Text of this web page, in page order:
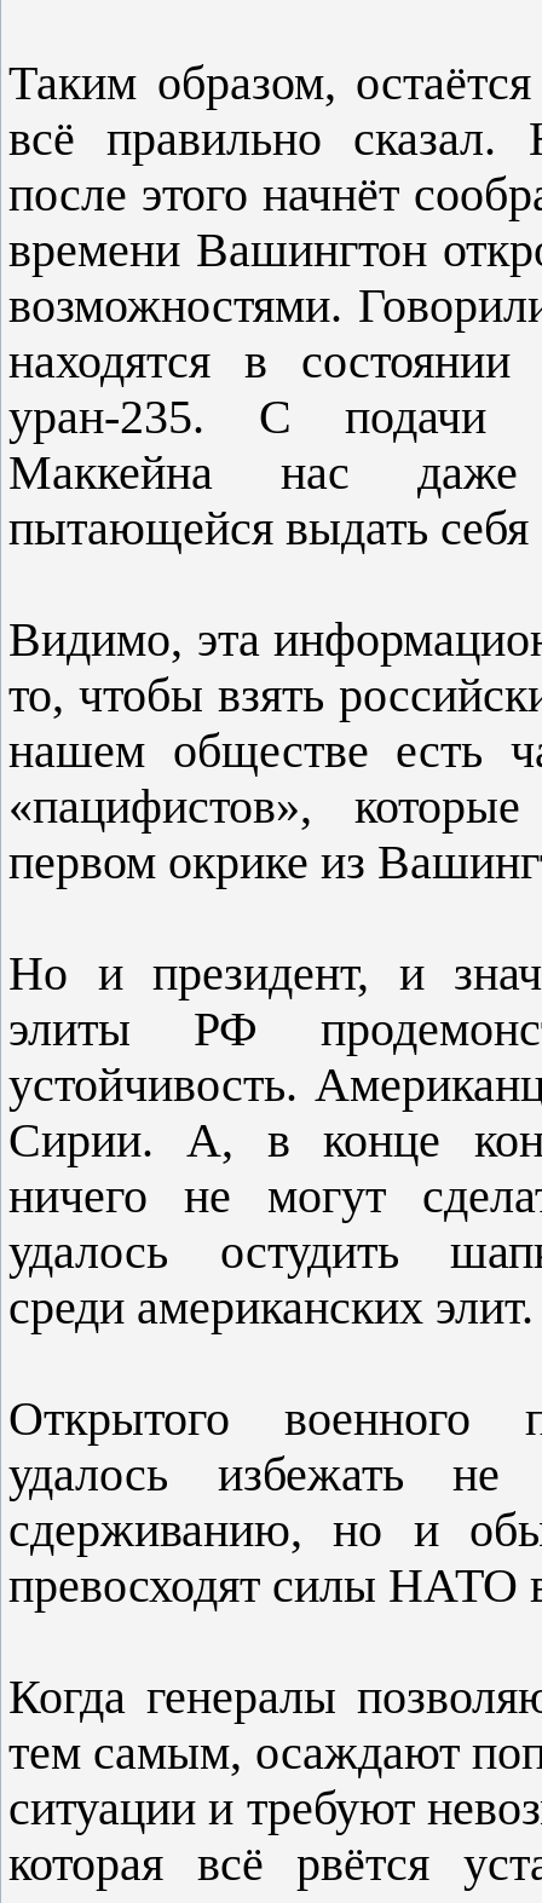
Таким образом,
всё правильно сказал.
после этого начнёт
времени Вашингтон
возможностями.
находятся в
уран-235. С подачи
Маккейна нас даже
пытающейся выдать себя
Видимо, эта
то, чтобы взять
нашем обществе есть
«пацифистов»,
первом окрике из
Но и президент, и
элиты РФ
устойчивость.
Сирии. А, в конце
ничего не могут
удалось остудить
среди американских элит.
Открытого военного
удалось избежать не
сдерживанию, но и
превосходят силы НАТО
Когда генералы
тем самым, осаждают
ситуации и требуют
которая всё рвётся